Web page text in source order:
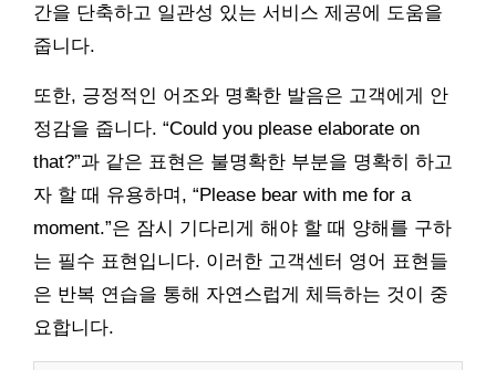
간을 단축하고 일관성 있는 서비스 제공에 도움을
줍니다.
또한, 긍정적인 어조와 명확한 발음은 고객에게 안
정감을 줍니다. “Could you please elaborate on
that?”과 같은 표현은 불명확한 부분을 명확히 하고
자 할 때 유용하며, “Please bear with me for a
moment.”은 잠시 기다리게 해야 할 때 양해를 구하
는 필수 표현입니다. 이러한 고객센터 영어 표현들
은 반복 연습을 통해 자연스럽게 체득하는 것이 중
요합니다.